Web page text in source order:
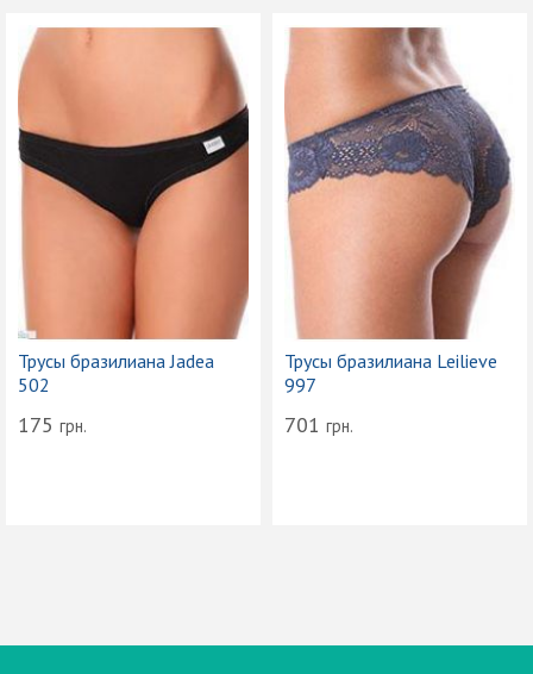
Трусы бразилиана Jadea
502
175 грн.
Трусы бразилиана Leilieve
997
701 грн.